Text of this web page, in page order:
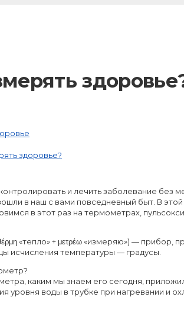
здоровье?
и лечить заболевание без
в наш с вами повседневный быт. В
в этот раз на термометрах,
«тепло» + μετρέω «измеряю») —
исчисления температуры — градусы.
каким мы знаем его сегодня,
уровня воды в трубке при нагревании и